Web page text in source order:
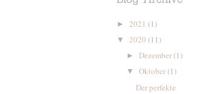
► 2021 (1)
▼ 2020 (11)
► Dezember(1)
▼ Oktober(1)
Der perfekte